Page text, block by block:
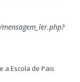
a Escola de Pais